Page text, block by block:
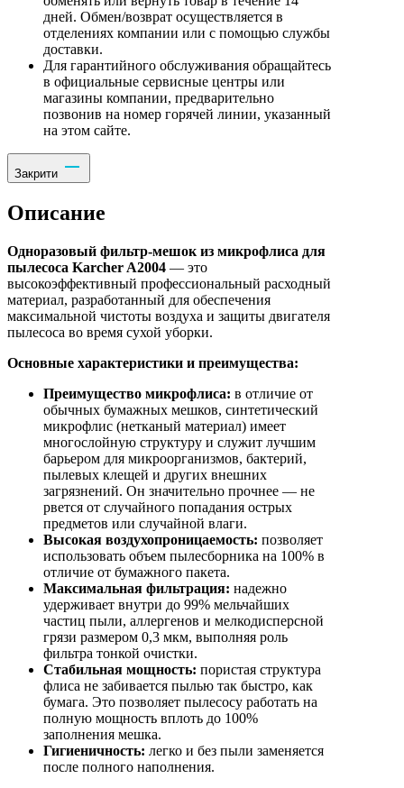
дней. Обмен/возврат осуществляется в
отделениях компании или с помощью службы
доставки.
Для гарантийного обслуживания обращайтесь
в официальные сервисные центры или
магазины компании, предварительно
позвонив на номер горячей линии, указанный
на этом сайте.
Закрити
Описание
Одноразовый фильтр-мешок из микрофлиса для
пылесоса Karcher A2004 — это
высокоэффективный профессиональный расходный
материал, разработанный для обеспечения
максимальной чистоты воздуха и защиты двигателя
пылесоса во время сухой уборки.
Основные характеристики и преимущества:
Преимущество микрофлиса: в отличие от
обычных бумажных мешков, синтетический
микрофлис (нетканый материал) имеет
многослойную структуру и служит лучшим
барьером для микроорганизмов, бактерий,
пылевых клещей и других внешних
загрязнений. Он значительно прочнее — не
рвется от случайного попадания острых
предметов или случайной влаги.
Высокая воздухопроницаемость: позволяет
использовать объем пылесборника на 100% в
отличие от бумажного пакета.
Максимальная фильтрация: надежно
удерживает внутри до 99% мельчайших
частиц пыли, аллергенов и мелкодисперсной
грязи размером 0,3 мкм, выполняя роль
фильтра тонкой очистки.
Стабильная мощность: пористая структура
флиса не забивается пылью так быстро, как
бумага. Это позволяет пылесосу работать на
полную мощность вплоть до 100%
заполнения мешка.
Гигиеничность: легко и без пыли заменяется
после полного наполнения.